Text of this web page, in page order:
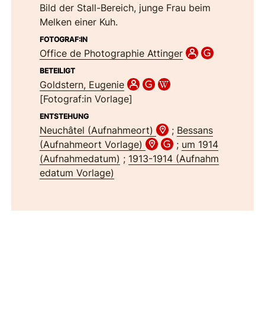
Bild der Stall-Bereich, junge Frau beim
Melken einer Kuh.
FOTOGRAF:IN
Office de Photographie Attinger
BETEILIGT
Goldstern, Eugenie
[Fotograf:in Vorlage]
ENTSTEHUNG
Neuchâtel (Aufnahmeort) ; Bessans
(Aufnahmeort Vorlage)
; um 1914
(Aufnahmedatum) ; 1913-1914 (Aufnahm
edatum Vorlage)